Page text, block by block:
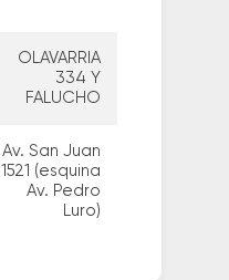
OLAVARRIA
334 Y
FALUCHO
Av. San Juan
1521 (esquina
Av. Pedro
Luro)